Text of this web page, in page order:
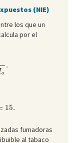
(NIE)
los que un
por el
o
.
15.
fumadoras
al tabaco